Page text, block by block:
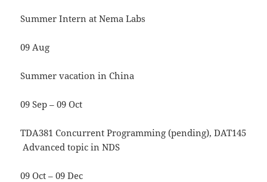
Summer Intern at Nema Labs
09 Aug
Summer vacation in China
09 Sep – 09 Oct
TDA381 Concurrent Programming (pending), DAT145
Advanced topic in NDS
09 Oct – 09 Dec